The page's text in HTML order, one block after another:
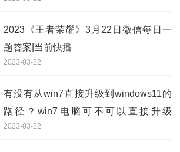
2023《王者荣耀》3月22日微信每日一
题答案|当前快播
2023-03-22
有没有从win7直接升级到windows11的
路径？win7电脑可不可以直接升级
win11？
2023-03-22